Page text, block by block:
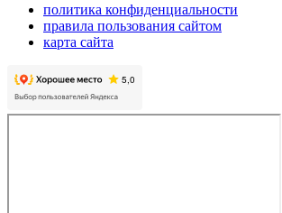
политика конфиденциальности
правила пользования сайтом
карта сайта